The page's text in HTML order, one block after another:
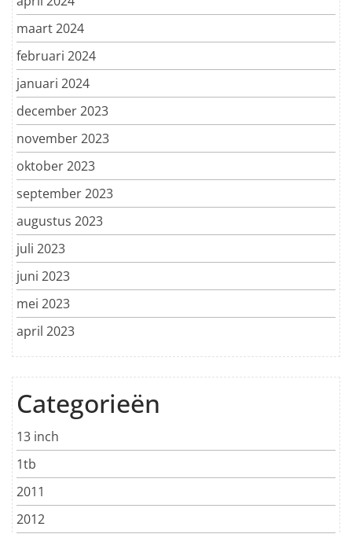
maart 2024
februari 2024
januari 2024
december 2023
november 2023
oktober 2023
september 2023
augustus 2023
juli 2023
juni 2023
mei 2023
april 2023
Categorieën
13 inch
1tb
2011
2012